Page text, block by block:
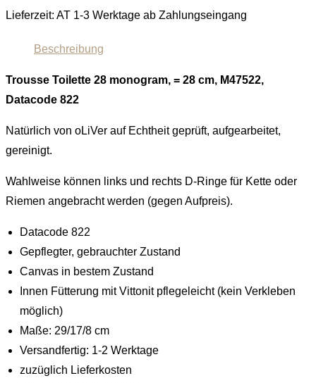
Lieferzeit: AT 1-3 Werktage ab Zahlungseingang
Beschreibung
Trousse Toilette 28 monogram, = 28 cm, M47522,
Datacode 822
Natürlich von oLiVer auf Echtheit geprüft, aufgearbeitet,
gereinigt.
Wahlweise können links und rechts D-Ringe für Kette oder
Riemen angebracht werden (gegen Aufpreis).
Datacode 822
Gepflegter, gebrauchter Zustand
Canvas in bestem Zustand
Innen Fütterung mit Vittonit pflegeleicht (kein Verkleben
möglich)
Maße: 29/17/8 cm
Versandfertig: 1-2 Werktage
zuzüglich Lieferkosten